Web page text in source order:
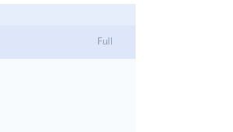
Full